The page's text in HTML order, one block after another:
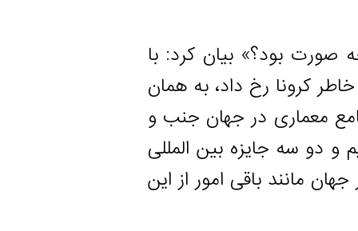
به چه صورت بود؟» بیان کرد: با
رخ داد، به همان
در جهان جنب و
جایزه بین المللی
باقی امور از این